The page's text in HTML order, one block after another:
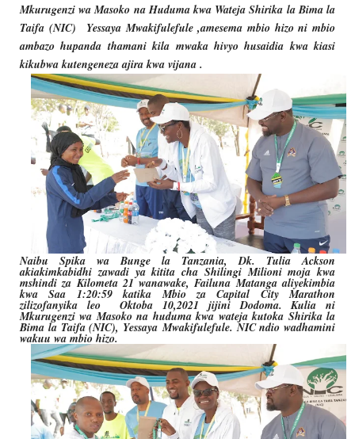
Mkurugenzi wa Masoko na Huduma kwa Wateja Shirika la Bima la
Taifa (NIC) Yessaya Mwakifulefule ,amesema mbio hizo ni mbio
ambazo hupanda thamani kila mwaka hivyo husaidia kwa kiasi
kikubwa kutengeneza ajira kwa vijana .
Naibu Spika wa Bunge la Tanzania, Dk. Tulia Ackson
akiakimkabidhi zawadi ya kitita cha Shilingi Milioni moja kwa
mshindi za Kilometa 21 wanawake, Failuna Matanga aliyekimbia
kwa Saa 1:20:59 katika Mbio za Capital City Marathon
zilizofanyika leo Oktoba 10,2021 jijini Dodoma. Kulia ni
Mkurugenzi wa Masoko na huduma kwa wateja kutoka Shirika la
Bima la Taifa (NIC), Yessaya Mwakifulefule. NIC ndio wadhamini
wakuu wa mbio hizo.